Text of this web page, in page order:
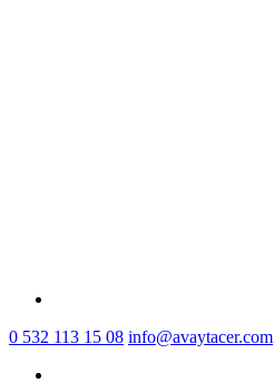
0 532 113 15 08 info@avaytacer.com